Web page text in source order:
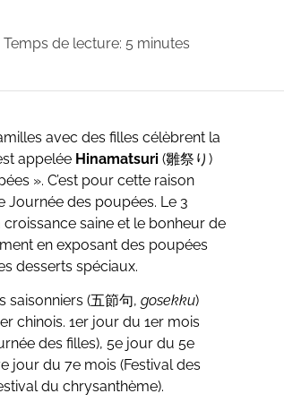
Temps de lecture: 5 minutes
avec des filles célèbrent la
appelée Hinamatsuri (雛祭り)
». C’est pour cette raison
Journée des poupées. Le 3
saine et le bonheur de
en exposant des poupées
desserts spéciaux.
saisonniers (五節句,gosekku)
chinois. 1er jour du 1er mois
des filles), 5e jour du 5e
jour du 7e mois (Festival des
du chrysanthème).